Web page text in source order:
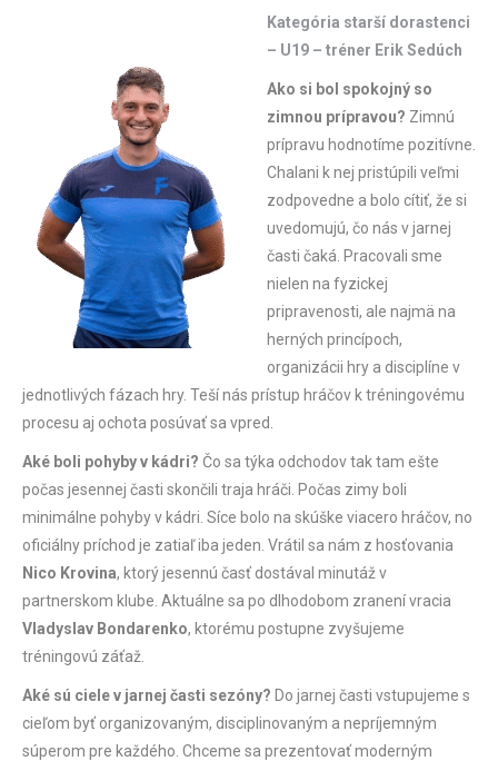
Kategória starší dorastenci
– U19 – tréner Erik Sedúch
Ako si bol spokojný so
zimnou prípravou? Zimnú
prípravu hodnotíme pozitívne.
Chalani k nej pristúpili veľmi
zodpovedne a bolo cítiť, že si
uvedomujú, čo nás v jarnej
časti čaká. Pracovali sme
nielen na fyzickej
pripravenosti, ale najmä na
herných princípoch,
organizácii hry a disciplíne v
jednotlivých fázach hry. Teší nás prístup hráčov k tréningovému
procesu aj ochota posúvať sa vpred.
Aké boli pohyby v kádri? Čo sa týka odchodov tak tam ešte
počas jesennej časti skončili traja hráči. Počas zimy boli
minimálne pohyby v kádri. Síce bolo na skúške viacero hráčov, no
oficiálny príchod je zatiaľ iba jeden. Vrátil sa nám z hosťovania
Nico Krovina, ktorý jesennú časť dostával minutáž v
partnerskom klube. Aktuálne sa po dlhodobom zranení vracia
Vladyslav Bondarenko, ktorému postupne zvyšujeme
tréningovú záťaž.
Aké sú ciele v jarnej časti sezóny? Do jarnej časti vstupujeme s
cieľom byť organizovaným, disciplinovaným a nepríjemným
súperom pre každého. Chceme sa prezentovať moderným